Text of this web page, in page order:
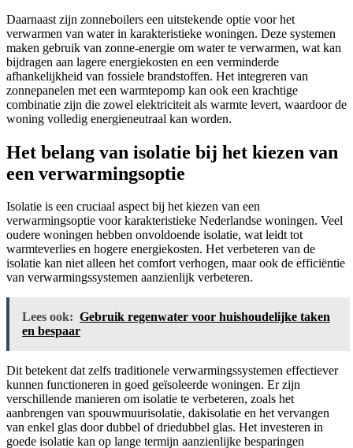
Daarnaast zijn zonneboilers een uitstekende optie voor het
verwarmen van water in karakteristieke woningen. Deze systemen
maken gebruik van zonne-energie om water te verwarmen, wat kan
bijdragen aan lagere energiekosten en een verminderde
afhankelijkheid van fossiele brandstoffen. Het integreren van
zonnepanelen met een warmtepomp kan ook een krachtige
combinatie zijn die zowel elektriciteit als warmte levert, waardoor de
woning volledig energieneutraal kan worden.
Het belang van isolatie bij het kiezen van
een verwarmingsoptie
Isolatie is een cruciaal aspect bij het kiezen van een
verwarmingsoptie voor karakteristieke Nederlandse woningen. Veel
oudere woningen hebben onvoldoende isolatie, wat leidt tot
warmteverlies en hogere energiekosten. Het verbeteren van de
isolatie kan niet alleen het comfort verhogen, maar ook de efficiëntie
van verwarmingssystemen aanzienlijk verbeteren.
Lees ook: Gebruik regenwater voor huishoudelijke taken
en bespaar
Dit betekent dat zelfs traditionele verwarmingssystemen effectiever
kunnen functioneren in goed geïsoleerde woningen. Er zijn
verschillende manieren om isolatie te verbeteren, zoals het
aanbrengen van spouwmuurisolatie, dakisolatie en het vervangen
van enkel glas door dubbel of driedubbel glas. Het investeren in
goede isolatie kan op lange termijn aanzienlijke besparingen